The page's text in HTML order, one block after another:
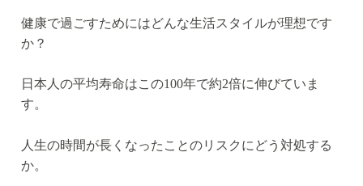
健康で過ごすためにはどんな生活スタイルが理想です
か？
日本人の平均寿命はこの100年で約2倍に伸びていま
す。
人生の時間が長くなったことのリスクにどう対処する
か。